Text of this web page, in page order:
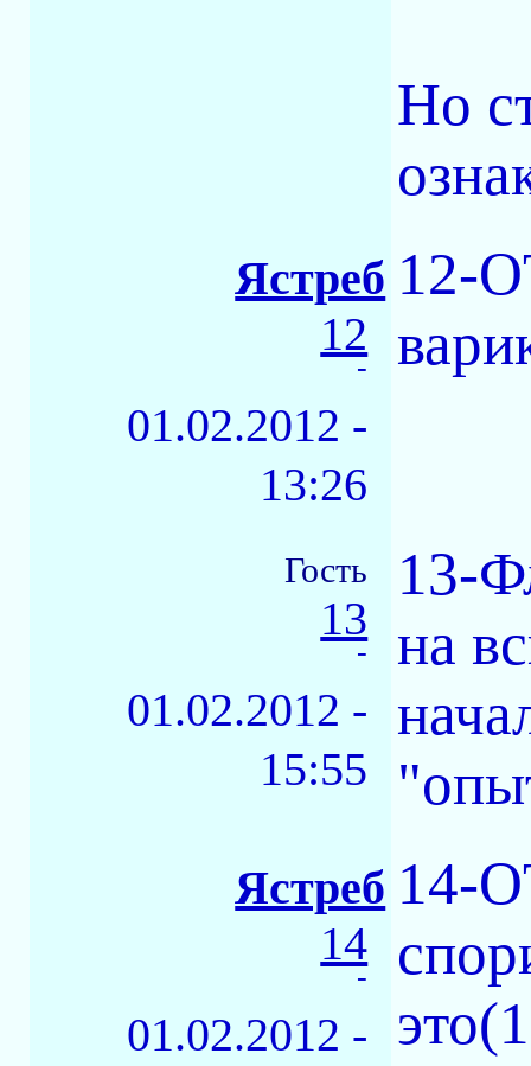
Но
Ястреб
12
-
01.02.2012 -
13:26
12-
Гость
13
-
01.02.2012 -
15:55
13-
на
Ястреб
14
-
01.02.2012 -
14-